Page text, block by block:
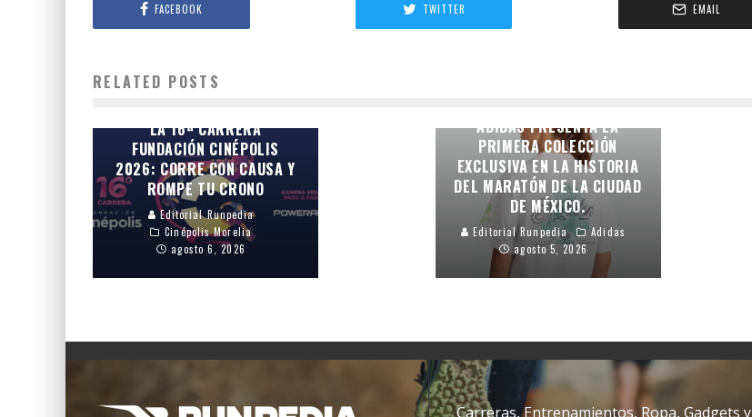
FACEBOOK TWITTER EMAIL
RELATED POSTS
¡INSCRIPCIONES ABIERTAS!
LA 16ª CARRERA
FUNDACIÓN CINÉPOLIS
2026: CORRE CON CAUSA Y
ROMPE TU CRONO
Editorial Runpedia
Cinépolis Morelia
agosto 6, 2026
ADIDAS PRESENTA LA
PRIMERA COLECCIÓN
EXCLUSIVA EN LA HISTORIA
DEL MARATÓN DE LA CIUDAD
DE MÉXICO.
Editorial Runpedia
Adidas
agosto 5, 2026
Carreras, Entrenamientos, Ropa, Gadgets y